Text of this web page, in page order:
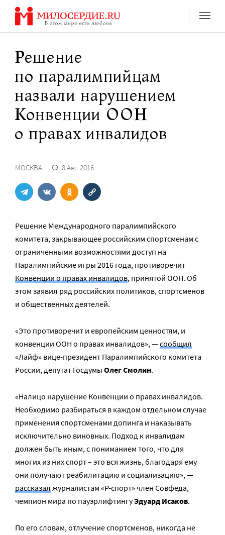
Перейти
содержанию
Решение
по паралимпийцам
назвали нарушением
Конвенции ООН
о правах инвалидов
МОСКВА 8 Авг. 2016
Решение Международного паралимпийского
комитета, закрывающее российским спортсменам с
ограниченными возможностями доступ на
Паралимпийские игры 2016 года, противоречит
Конвенции о правах инвалидов, принятой ООН. Об
этом заявил ряд российских политиков, спортсменов
и общественных деятелей.
«Это противоречит и европейским ценностям, и
конвенции ООН о правах инвалидов», —сообщил
«Лайф» вице-президент Паралимпийского комитета
России, депутат Госдумы Олег Смолин.
«Налицо нарушение Конвенции о правах инвалидов.
Необходимо разбираться в каждом отдельном случае
применения спортсменами допинга и наказывать
исключительно виновных. Подход к инвалидам
должен быть иным, с пониманием того, что для
многих из них спорт – это вся жизнь, благодаря ему
они получают реабилитацию и социализацию», —
рассказалжурналистам «Р-спорт» член Совфеда,
чемпион мира по пауэрлифтингуЭдуард Исаков.
По его словам, отлучение спортсменов, никогда не